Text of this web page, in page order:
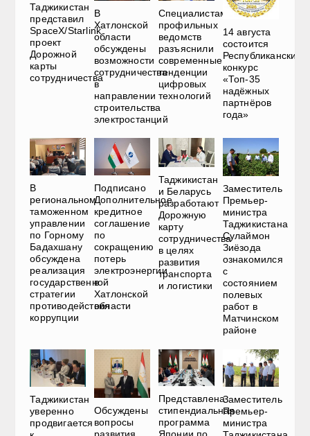
Таджикистан
представил
SpaceX/Starlink
проект
Дорожной
карты
сотрудничества
В
Хатлонской
области
обсуждены
возможности
сотрудничества
в
направлении
строительства
электростанций
Специалистам
профильных
ведомств
разъяснили
современные
тенденции
цифровых
технологий
14 августа
состоится
Республиканский
конкурс
«Топ-35
надёжных
партнёров
года»
В
региональном
таможенном
управлении
по Горному
Бадахшану
обсуждена
реализация
государственной
стратегии
противодействия
коррупции
Подписано
Дополнительное
кредитное
соглашение
по
сокращению
потерь
электроэнергии
в
Хатлонской
области
Таджикистан
и Беларусь
разработают
Дорожную
карту
сотрудничества
в целях
развития
транспорта
и логистики
Заместитель
Премьер-
министра
Таджикистана
Сулаймон
Зиёзода
ознакомился
с
состоянием
полевых
работ в
Матчинском
районе
Таджикистан
уверенно
продвигается
Обсуждены
вопросы
Представлена
стипендиальная
программа
Заместитель
Премьер-
министра